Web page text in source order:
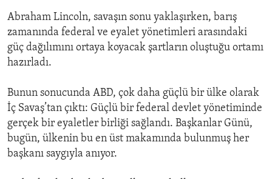
Abraham Lincoln, savaşın sonu yaklaşırken, barış
zamanında federal ve eyalet yönetimleri arasındaki
güç dağılımını ortaya koyacak şartların oluştuğu ortamı
hazırladı.
Bunun sonucunda ABD, çok daha güçlü bir ülke olarak
İç Savaş’tan çıktı: Güçlü bir federal devlet yönetiminde
gerçek bir eyaletler birliği sağlandı. Başkanlar Günü,
bugün, ülkenin bu en üst makamında bulunmuş her
başkanı saygıyla anıyor.